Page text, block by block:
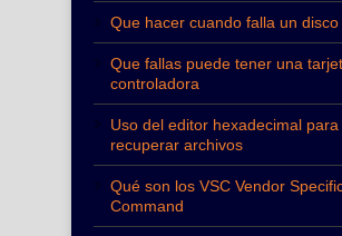
Que hacer cuando falla un
Que fallas puede tener una
controladora
Uso del editor hexadecimal para
recuperar archivos
Qué son los VSC Vendor
Command